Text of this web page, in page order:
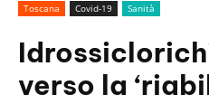
Toscana Covid-19 Sanità
verso la